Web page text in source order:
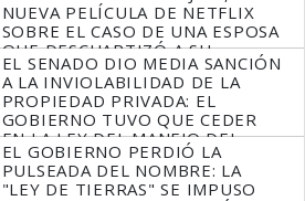
NUEVA PELÍCULA DE NETFLIX
SOBRE EL CASO DE UNA ESPOSA
QUE DESCUARTIZÓ A SU
MARIDO
EL SENADO DIO MEDIA SANCIÓN
A LA INVIOLABILIDAD DE LA
PROPIEDAD PRIVADA: EL
GOBIERNO TUVO QUE CEDER
EN LA LEY DEL MANEJO DEL
FUEGO
EL GOBIERNO PERDIÓ LA
PULSEADA DEL NOMBRE: LA
"LEY DE TIERRAS" SE IMPUSO